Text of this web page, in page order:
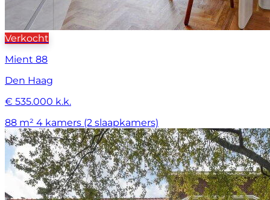
Verkocht
Mient 88
Den Haag
€ 535.000 k.k.
88 m² 4 kamers (2 slaapkamers)